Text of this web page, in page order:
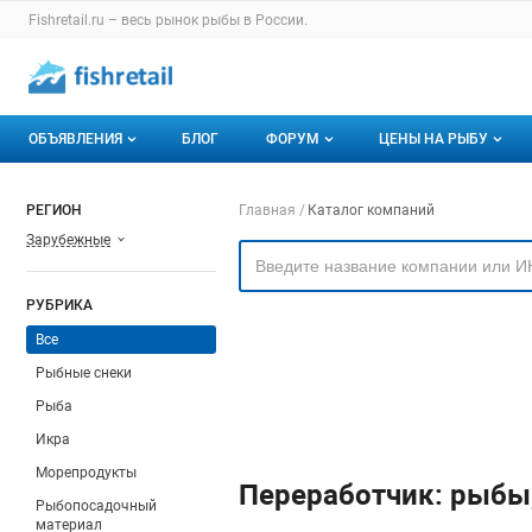
Раздел навигации по сайту fishretail.ru
Fishretail.ru – весь рынок рыбы в России.
Авторизация и меню пользователя
Навигация по разделам сайта fishretail.ru
ОБЪЯВЛЕНИЯ
Горячее предложение
БЛОГ ФОРУМ
Избранные
С моим участием
ЦЕНЫ НА РЫБУ
Актуальные
Динамика цен
РЕГИОН
Зарубежные
РУБРИКА
Все
Рыбные снеки
Рыба
Икра
Морепродукты
Рыбопосадочный
материал
Навигация по
Главная Каталог компаний
Переработчик: